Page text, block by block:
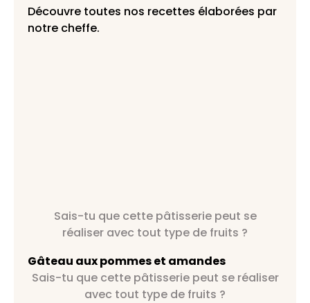
Découvre toutes nos recettes élaborées par
notre cheffe.
Sais-tu que cette pâtisserie peut se
réaliser avec tout type de fruits ?
Gâteau aux pommes et amandes
Sais-tu que cette pâtisserie peut se réaliser
avec tout type de fruits ?